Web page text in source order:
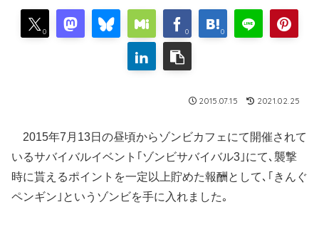
0 0 0
2015.07.15 2021.02.25
2015年7月13日の昼頃からゾンビカフェにて開催されて
いるサバイバルイベント｢ゾンビサバイバル3｣にて､襲撃
時に貰えるポイントを一定以上貯めた報酬として､｢きんぐ
ペンギン｣というゾンビを手に入れました｡